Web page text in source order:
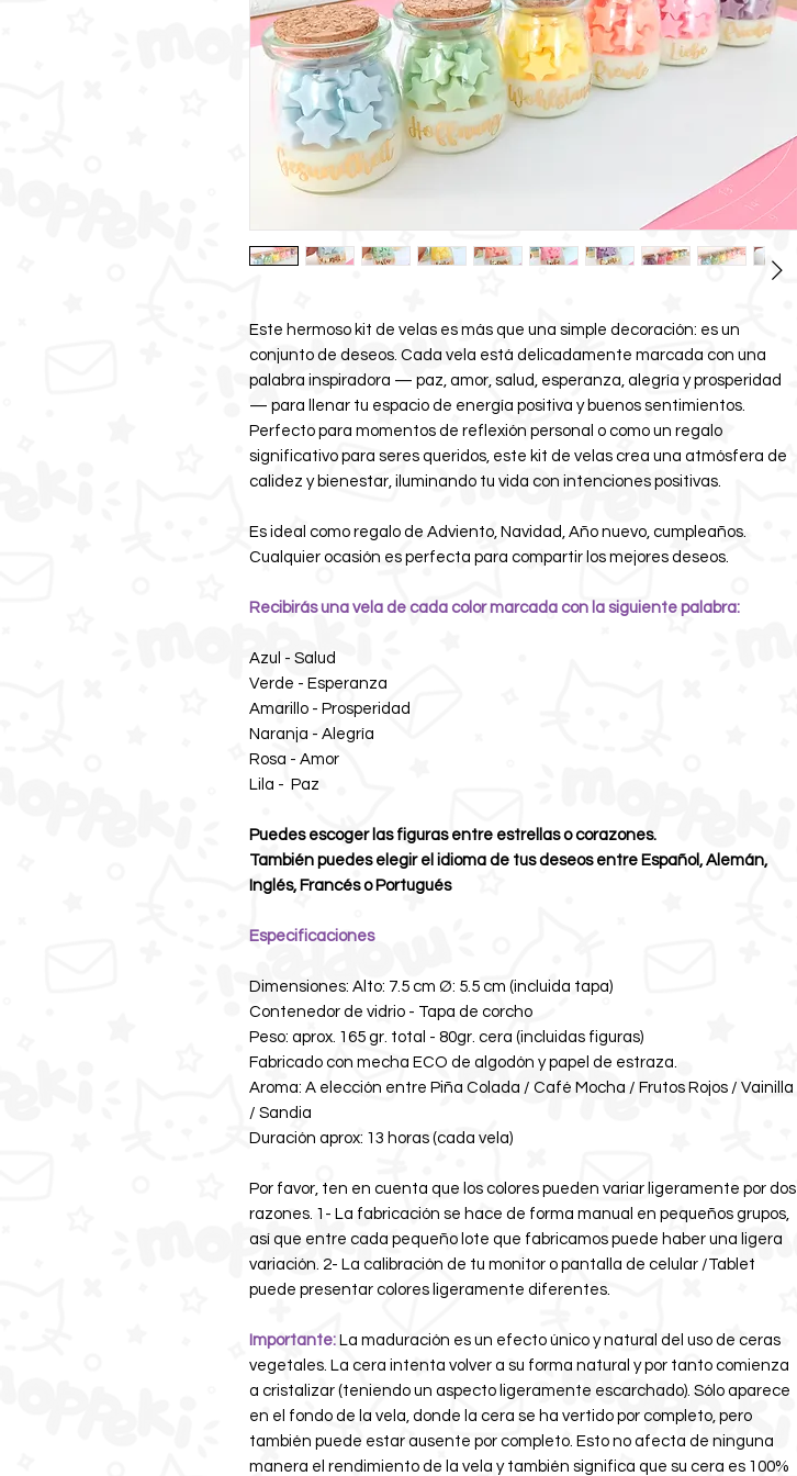
Este hermoso kit de velas es más que una simple decoración: es un
conjunto de deseos. Cada vela está delicadamente marcada con una
palabra inspiradora — paz, amor, salud, esperanza, alegría y prosperidad
— para llenar tu espacio de energía positiva y buenos sentimientos.
Perfecto para momentos de reflexión personal o como un regalo
significativo para seres queridos, este kit de velas crea una atmósfera de
calidez y bienestar, iluminando tu vida con intenciones positivas.
Es ideal como regalo de Adviento, Navidad, Año nuevo, cumpleaños.
Cualquier ocasión es perfecta para compartir los mejores deseos.
Recibirás una vela de cada color marcada con la siguiente palabra:
Azul - Salud
Verde - Esperanza
Amarillo - Prosperidad
Naranja - Alegría
Rosa - Amor
Lila - Paz
Puedes escoger las figuras entre estrellas o corazones.
También puedes elegir el idioma de tus deseos entre Español, Alemán,
Inglés, Francés o Portugués
Especificaciones
Dimensiones: Alto: 7.5 cm Ø: 5.5 cm (incluida tapa)
Contenedor de vidrio - Tapa de corcho
Peso: aprox. 165 gr. total - 80gr. cera (incluidas figuras)
Fabricado con mecha ECO de algodón y papel de estraza.
Aroma: A elección entre Piña Colada / Café Mocha / Frutos Rojos / Vainilla
/ Sandia
Duración aprox: 13 horas (cada vela)
Por favor, ten en cuenta que los colores pueden variar ligeramente por dos
razones. 1- La fabricación se hace de forma manual en pequeños grupos,
así que entre cada pequeño lote que fabricamos puede haber una ligera
variación. 2- La calibración de tu monitor o pantalla de celular /Tablet
puede presentar colores ligeramente diferentes.
Importante: La maduración es un efecto único y natural del uso de ceras
vegetales. La cera intenta volver a su forma natural y por tanto comienza
a cristalizar (teniendo un aspecto ligeramente escarchado). Sólo aparece
en el fondo de la vela, donde la cera se ha vertido por completo, pero
también puede estar ausente por completo. Esto no afecta de ninguna
manera el rendimiento de la vela y también significa que su cera es 100%